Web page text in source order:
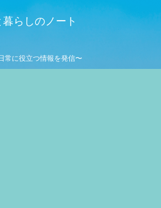
暮らしのノート
常に役立つ情報を発信〜